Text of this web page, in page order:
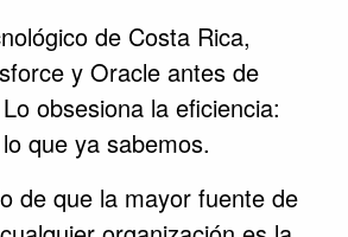
de Costa Rica,
y Oracle antes de
obsesiona la eficiencia:
que ya sabemos.
de que la mayor fuente de